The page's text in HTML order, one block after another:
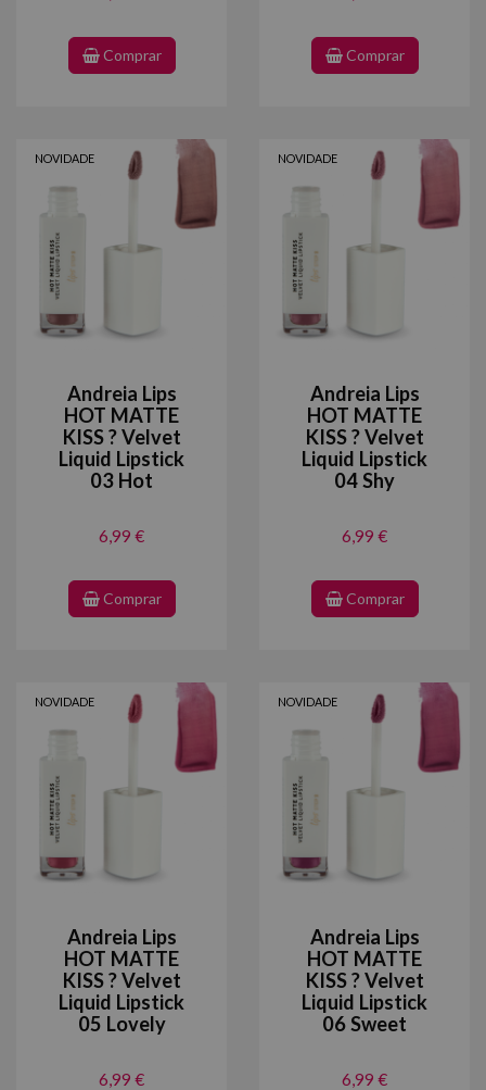
Comprar Comprar
NOVIDADE
Andreia Lips
HOT MATTE
KISS ? Velvet
Liquid Lipstick
03 Hot
6,99 €
Comprar
NOVIDADE
Andreia Lips
HOT MATTE
KISS ? Velvet
Liquid Lipstick
04 Shy
6,99 €
Comprar
NOVIDADE
Andreia Lips
HOT MATTE
KISS ? Velvet
Liquid Lipstick
05 Lovely
6,99 €
NOVIDADE
Andreia Lips
HOT MATTE
KISS ? Velvet
Liquid Lipstick
06 Sweet
6,99 €